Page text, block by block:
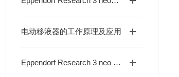
电动移液器的工作原理及应用
Eppendorf Research 3 neo 系列高精度移液器